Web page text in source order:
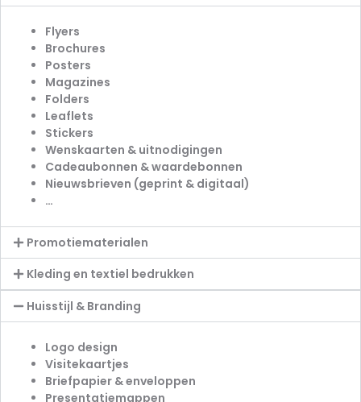
Flyers
Brochures
Posters
Magazines
Folders
Leaflets
Stickers
Wenskaarten & uitnodigingen
Cadeaubonnen & waardebonnen
Nieuwsbrieven (geprint & digitaal)
…
Promotiematerialen
Kleding en textiel bedrukken
Huisstijl & Branding
Logo design
Visitekaartjes
Briefpapier & enveloppen
Presentatiemappen